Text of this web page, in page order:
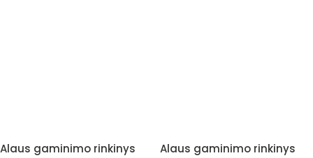
Alaus gaminimo rinkinys
Alaus gaminimo rinkinys